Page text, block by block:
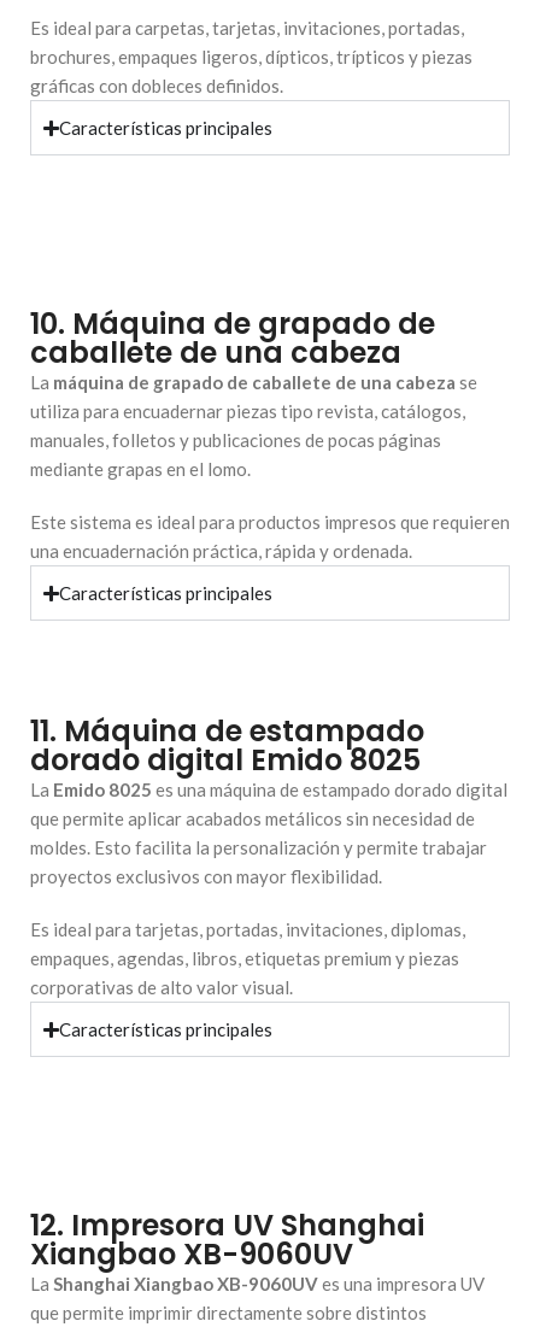
Es ideal para carpetas, tarjetas, invitaciones, portadas,
brochures, empaques ligeros, dípticos, trípticos y piezas
gráficas con dobleces definidos.
Características principales
10. Máquina de grapado de
caballete de una cabeza
La máquina de grapado de caballete de una cabeza se
utiliza para encuadernar piezas tipo revista, catálogos,
manuales, folletos y publicaciones de pocas páginas
mediante grapas en el lomo.
Este sistema es ideal para productos impresos que requieren
una encuadernación práctica, rápida y ordenada.
Características principales
11. Máquina de estampado
dorado digital Emido 8025
La Emido 8025 es una máquina de estampado dorado digital
que permite aplicar acabados metálicos sin necesidad de
moldes. Esto facilita la personalización y permite trabajar
proyectos exclusivos con mayor flexibilidad.
Es ideal para tarjetas, portadas, invitaciones, diplomas,
empaques, agendas, libros, etiquetas premium y piezas
corporativas de alto valor visual.
Características principales
12. Impresora UV Shanghai
Xiangbao XB-9060UV
La Shanghai Xiangbao XB-9060UVes una impresora UV
que permite imprimir directamente sobre distintos